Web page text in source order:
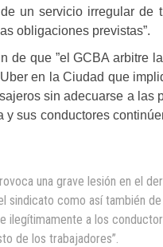
un servicio irregular de
obligaciones previstas”.
de que ”el GCBA arbitre
en la Ciudad que
sin adecuarse a las
y sus conductores
una grave lesión en el
sindicato como así también
ilegítimamente a los
de los trabajadores”.